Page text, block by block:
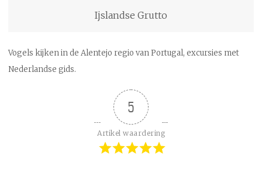
Ijslandse Grutto
Vogels kijken in de Alentejo regio van Portugal, excursies met
Nederlandse gids.
5
Artikel waardering